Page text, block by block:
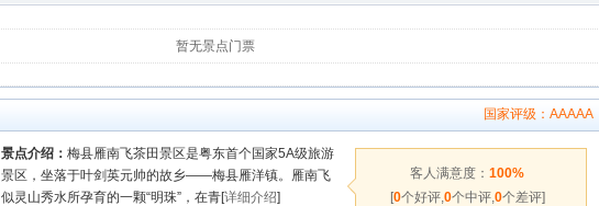
暂无景点门票
国家评级： AAAAA
景点介绍： 梅县雁南飞茶田景区是粤东首个国家5A级旅游
景区，坐落于叶剑英元帅的故乡——梅县雁洋镇。雁南飞
似灵山秀水所孕育的一颗“明珠”，在青[详细介绍]
客人满意度： 100%
[0个好评,0个中评,0个差评]